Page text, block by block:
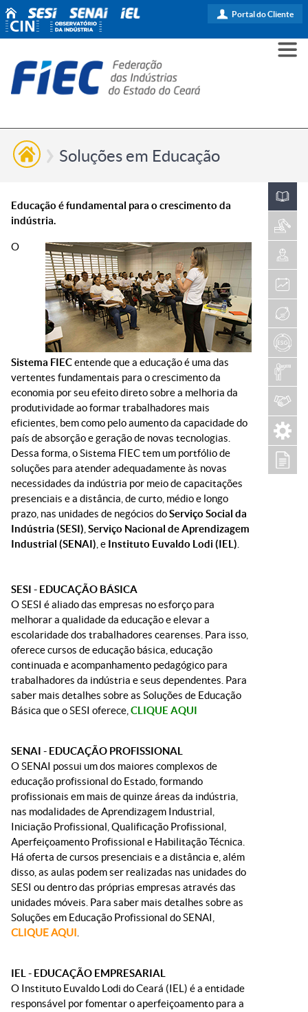
Portal do Cliente
Soluções em Educação
Educação é fundamental para o crescimento da
indústria.
O
Sistema FIECentende que a educação é uma das
vertentes fundamentais para o crescimento da
economia por seu efeito direto sobre a melhoria da
produtividade ao formar trabalhadores mais
eficientes, bem como pelo aumento da capacidade do
país de absorção e geração de novas tecnologias.
Dessa forma, o Sistema FIEC tem um portfólio de
soluções para atender adequadamente às novas
necessidades da indústria por meio de capacitações
presenciais e a distância, de curto, médio e longo
prazo, nas unidades de negócios doServiço Social da
Indústria (SESI) Serviço Nacional de Aprendizagem
Industrial (SENAI) , e Instituto Euvaldo Lodi (IEL)
SESI - EDUCAÇÃO BÁSICA
O SESI é aliado das empresas no esforço para
melhorar a qualidade da educação e elevar a
escolaridade dos trabalhadores cearenses. Para isso,
oferece cursos de educação básica, educação
continuada e acompanhamento pedagógico para
trabalhadores da indústria e seus dependentes. Para
saber mais detalhes sobre as Soluções de Educação
Básica que o SESI oferece, CLIQUE AQUI
SENAI - EDUCAÇÃO PROFISSIONAL
O SENAI possui um dos maiores complexos de
educação profissional do Estado, formando
profissionais em mais de quinze áreas da indústria,
nas modalidades de Aprendizagem Industrial,
Iniciação Profissional, Qualificação Profissional,
Aperfeiçoamento Profissional e Habilitação Técnica.
Há oferta de cursos presenciais e a distância e, além
disso, as aulas podem ser realizadas nas unidades do
SESI ou dentro das próprias empresas através das
unidades móveis. Para saber mais detalhes sobre as
Soluções em Educação Profissional do SENAI,
CLIQUE AQUI
IEL - EDUCAÇÃO EMPRESARIAL
O Instituto Euvaldo Lodi do Ceará (IEL) é a entidade
responsável por fomentar o aperfeiçoamento para a